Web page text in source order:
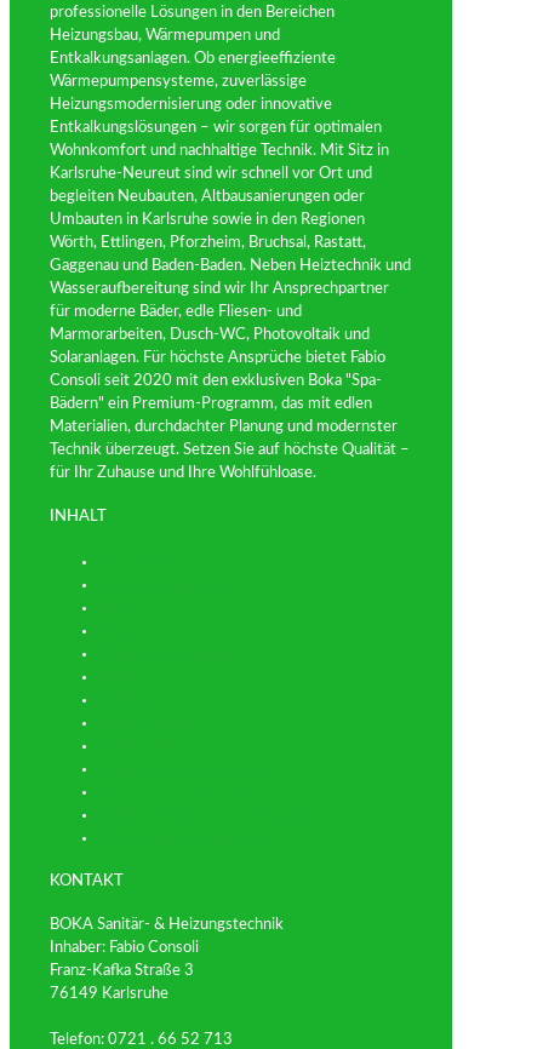
professionelle Lösungen in den Bereichen
Heizungsbau, Wärmepumpen und
Entkalkungsanlagen. Ob energieeffiziente
Wärmepumpensysteme, zuverlässige
Heizungsmodernisierung oder innovative
Entkalkungslösungen – wir sorgen für optimalen
Wohnkomfort und nachhaltige Technik. Mit Sitz in
Karlsruhe-Neureut sind wir schnell vor Ort und
begleiten Neubauten, Altbausanierungen oder
Umbauten in Karlsruhe sowie in den Regionen
Wörth, Ettlingen, Pforzheim, Bruchsal, Rastatt,
Gaggenau und Baden-Baden. Neben Heiztechnik und
Wasseraufbereitung sind wir Ihr Ansprechpartner
für moderne Bäder, edle Fliesen- und
Marmorarbeiten, Dusch-WC, Photovoltaik und
Solaranlagen. Für höchste Ansprüche bietet Fabio
Consoli seit 2020 mit den exklusiven Boka "Spa-
Bädern" ein Premium-Programm, das mit edlen
Materialien, durchdachter Planung und modernster
Technik überzeugt. Setzen Sie auf höchste Qualität –
für Ihr Zuhause und Ihre Wohlfühloase.
INHALT
KONTAKT
BOKA Sanitär- & Heizungstechnik
Inhaber: Fabio Consoli
Franz-Kafka Straße 3
76149 Karlsruhe
Telefon: 0721 . 66 52 713